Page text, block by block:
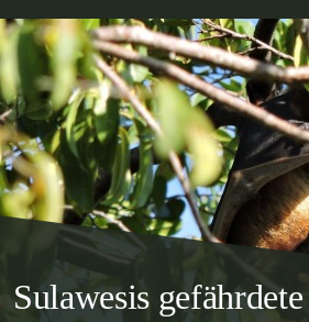
Sulawesis